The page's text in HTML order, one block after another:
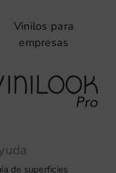
de superficies
Vinilos para
empresas